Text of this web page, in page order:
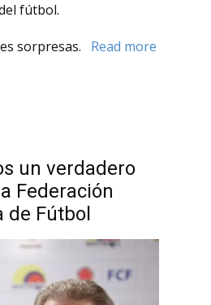
fútbol.
sorpresas. Read more
un verdadero
Federación
de Fútbol